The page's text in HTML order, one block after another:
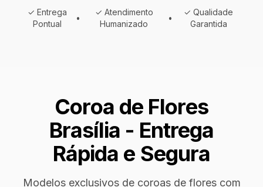
✓ Entrega
Pontual
•
✓ Atendimento
Humanizado
•
✓ Qualidade
Garantida
Coroa de Flores
Brasília - Entrega
Rápida e Segura
Modelos exclusivos de coroas de flores com